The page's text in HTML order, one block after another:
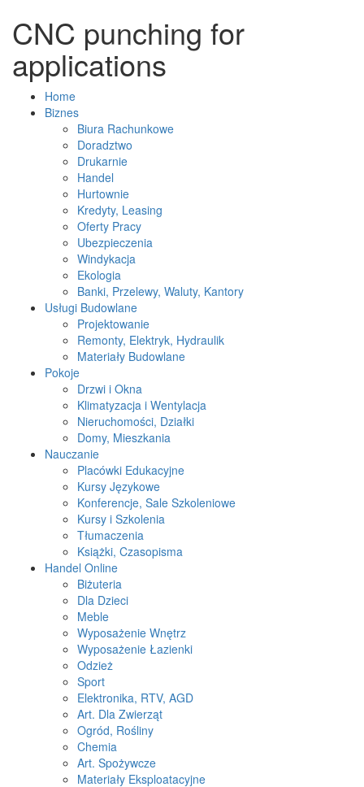
CNC punching for
applications
Home
Biznes
Biura Rachunkowe
Doradztwo
Drukarnie
Handel
Hurtownie
Kredyty, Leasing
Oferty Pracy
Ubezpieczenia
Windykacja
Ekologia
Banki, Przelewy, Waluty, Kantory
Usługi Budowlane
Projektowanie
Remonty, Elektryk, Hydraulik
Materiały Budowlane
Pokoje
Drzwi i Okna
Klimatyzacja i Wentylacja
Nieruchomości, Działki
Domy, Mieszkania
Nauczanie
Placówki Edukacyjne
Kursy Językowe
Konferencje, Sale Szkoleniowe
Kursy i Szkolenia
Tłumaczenia
Książki, Czasopisma
Handel Online
Biżuteria
Dla Dzieci
Meble
Wyposażenie Wnętrz
Wyposażenie Łazienki
Odzież
Sport
Elektronika, RTV, AGD
Art. Dla Zwierząt
Ogród, Rośliny
Chemia
Art. Spożywcze
Materiały Eksploatacyjne